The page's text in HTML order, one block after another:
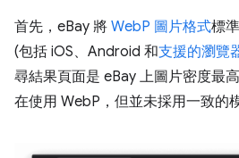
首先，eBay 將 WebP 圖片格式標
(包括 iOS、Android 和支援的瀏覽
尋結果頁面是 eBay 上圖片密度最
在使用 WebP，但並未採用一致的模